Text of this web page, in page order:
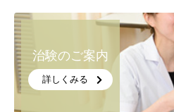
治験のご案内
詳しくみる